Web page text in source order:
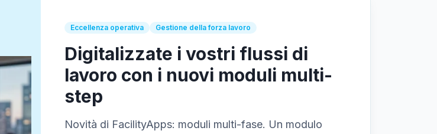
Eccellenza operativa Gestione della forza lavoro
Digitalizzate i vostri flussi di
lavoro con i nuovi moduli multi-
step
Novità di FacilityApps: moduli multi-fase. Un modulo